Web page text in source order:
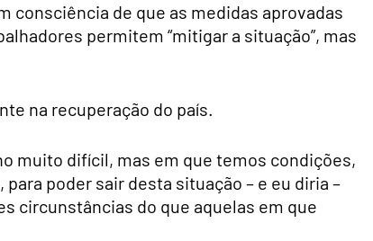
consciência de que as medidas aprovadas
permitem “mitigar a situação”, mas
na recuperação do país.
muito difícil, mas em que temos condições,
poder sair desta situação – e eu diria –
circunstâncias do que aquelas em que